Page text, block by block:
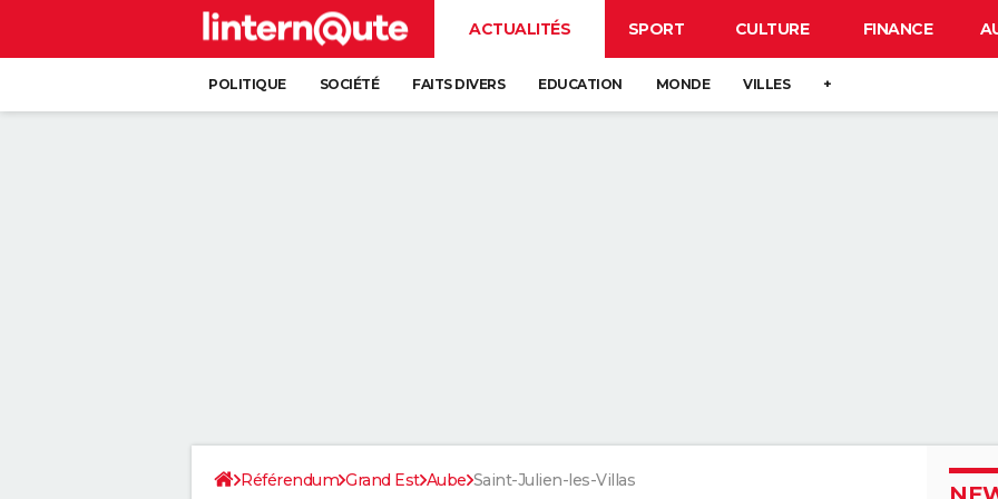
ACTUALITÉS SPORT CULTURE FINANCE
POLITIQUE SOCIÉTÉ FAITS DIVERS EDUCATION MONDE VILLES +
Référendum Grand Est Aube Saint-Julien-les-Villas